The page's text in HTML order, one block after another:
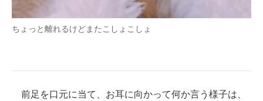
ちょっと離れるけどまたこしょこしょ
前足を口元に当て、お耳に向かって何か言う様子は、